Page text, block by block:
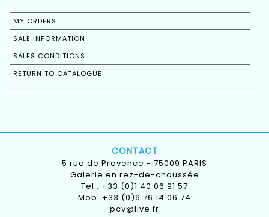
MY ORDERS
SALE INFORMATION
SALES CONDITIONS
RETURN TO CATALOGUE
CONTACT
5 rue de Provence - 75009 PARIS
Galerie en rez-de-chaussée
Tel.: +33 (0)1 40 06 91 57
Mob: +33 (0)6 76 14 06 74
pcv@live.fr